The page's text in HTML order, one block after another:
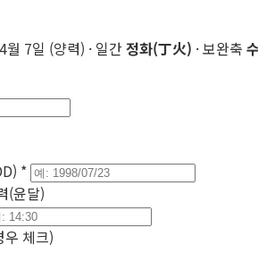
월 7일 (양력) · 일간 정화(丁火) · 보완축
*
(윤달)
우 체크)